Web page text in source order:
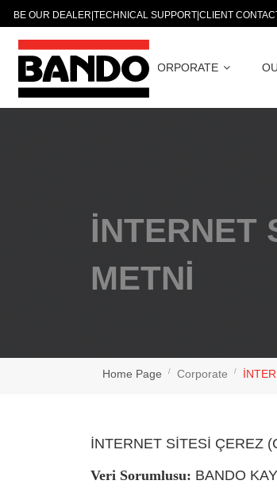
BE OUR DEALER TECHNICAL SUPPORT CLIENT
CORPORATE
İNTERNET
METNİ
Home Page Corporate
İNTERNET SİTESİ ÇEREZ
Veri Sorumlusu: BANDO